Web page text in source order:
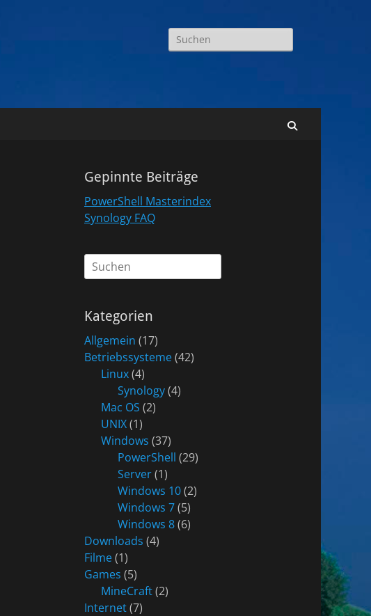
Suchen
nach:
Gepinnte Beiträge
PowerShell Masterindex
Synology FAQ
Suchen
nach:
Kategorien
Allgemein (17)
Betriebssysteme(42)
Linux(4)
Synology(4)
Mac OS (2)
UNIX(1)
Windows (37)
PowerShell (29)
Server(1)
Windows 10(2)
Windows 7(5)
Windows 8(6)
Downloads (4)
Filme(1)
Games (5)
MineCraft(2)
Internet(7)